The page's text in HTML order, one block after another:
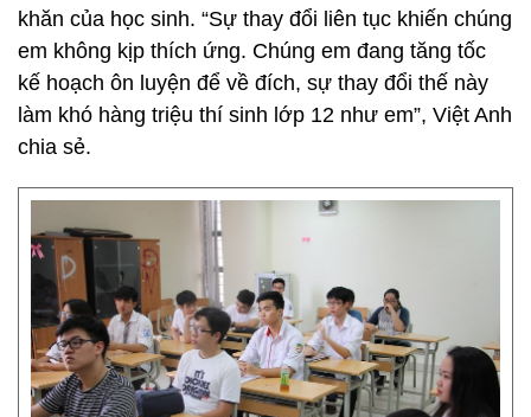
khăn của học sinh. “Sự thay đổi liên tục khiến chúng
em không kịp thích ứng. Chúng em đang tăng tốc
kế hoạch ôn luyện để về đích, sự thay đổi thế này
làm khó hàng triệu thí sinh lớp 12 như em”, Việt Anh
chia sẻ.